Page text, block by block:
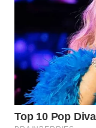
SEMARANG
WN
SOLO
WN
BOROBUDUR